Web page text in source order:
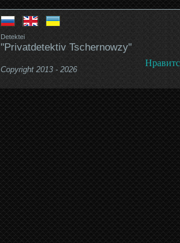
Detektei
"Privatdetektiv Tschernowzy"
Copyright 2013 - 2026